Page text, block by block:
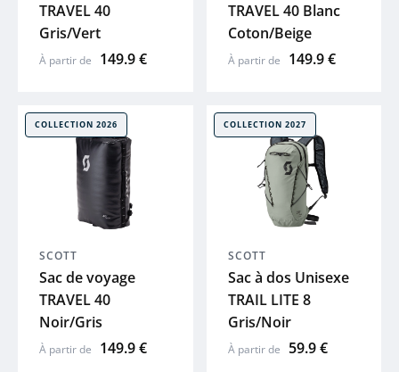
TRAVEL 40
Gris/Vert
À partir de 149.9 €
TRAVEL 40 Blanc
Coton/Beige
À partir de 149.9 €
COLLECTION 2026
SCOTT
Sac de voyage
TRAVEL 40
Noir/Gris
À partir de 149.9 €
COLLECTION 2027
SCOTT
Sac à dos Unisexe
TRAIL LITE 8
Gris/Noir
À partir de 59.9 €